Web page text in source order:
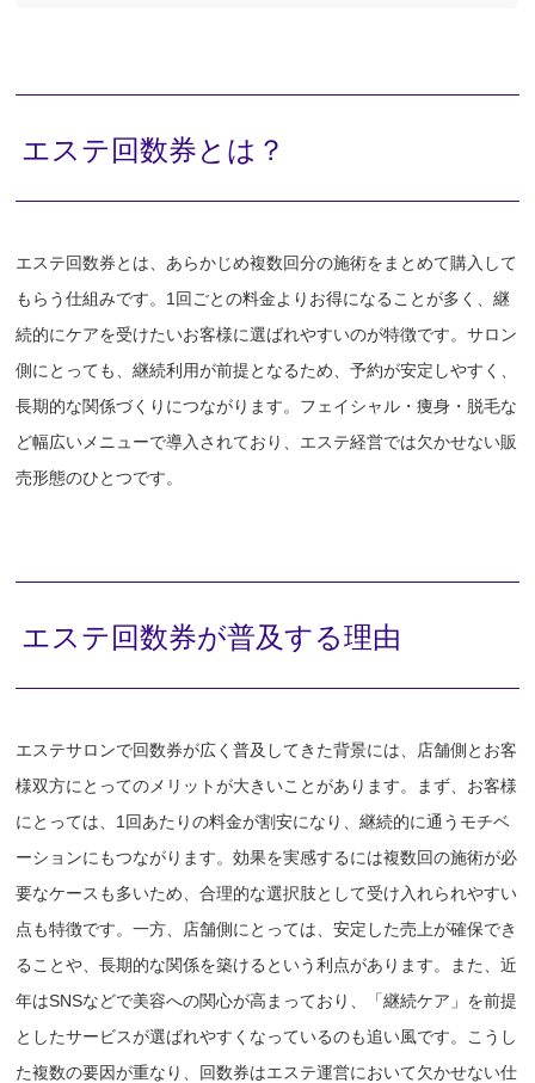
エステ回数券とは？
エステ回数券とは、あらかじめ複数回分の施術をまとめて購入して
もらう仕組みです。1回ごとの料金よりお得になることが多く、継
続的にケアを受けたいお客様に選ばれやすいのが特徴です。サロン
側にとっても、継続利用が前提となるため、予約が安定しやすく、
長期的な関係づくりにつながります。フェイシャル・痩身・脱毛な
ど幅広いメニューで導入されており、エステ経営では欠かせない販
売形態のひとつです。
エステ回数券が普及する理由
エステサロンで回数券が広く普及してきた背景には、店舗側とお客
様双方にとってのメリットが大きいことがあります。まず、お客様
にとっては、1回あたりの料金が割安になり、継続的に通うモチベ
ーションにもつながります。効果を実感するには複数回の施術が必
要なケースも多いため、合理的な選択肢として受け入れられやすい
点も特徴です。一方、店舗側にとっては、安定した売上が確保でき
ることや、長期的な関係を築けるという利点があります。また、近
年はSNSなどで美容への関心が高まっており、「継続ケア」を前提
としたサービスが選ばれやすくなっているのも追い風です。こうし
た複数の要因が重なり、回数券はエステ運営において欠かせない仕